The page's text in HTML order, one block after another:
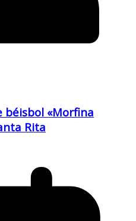
béisbol «Morfina
Rita